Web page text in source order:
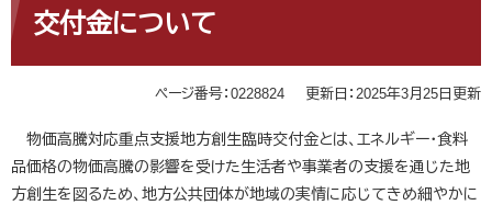
文
へ
交付金について
ページ番号：0228824 更新日：2025年3月25日更新
物価高騰対応重点支援地方創生臨時交付金とは、エネルギー・食料
品価格の物価高騰の影響を受けた生活者や事業者の支援を通じた地
方創生を図るため、地方公共団体が地域の実情に応じてきめ細やかに